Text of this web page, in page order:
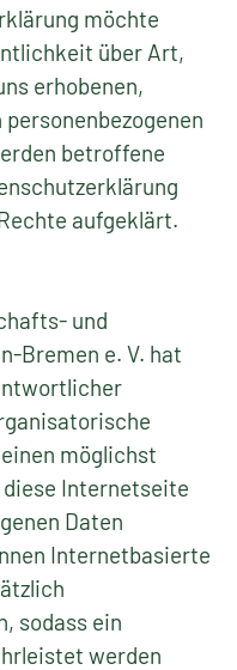
möchte
über Art,
erhobenen,
betroffene
aufgeklärt.
und
Bremen e. V. hat
möglichst
Internetseite
Daten
Internetbasierte
sodass ein
werden